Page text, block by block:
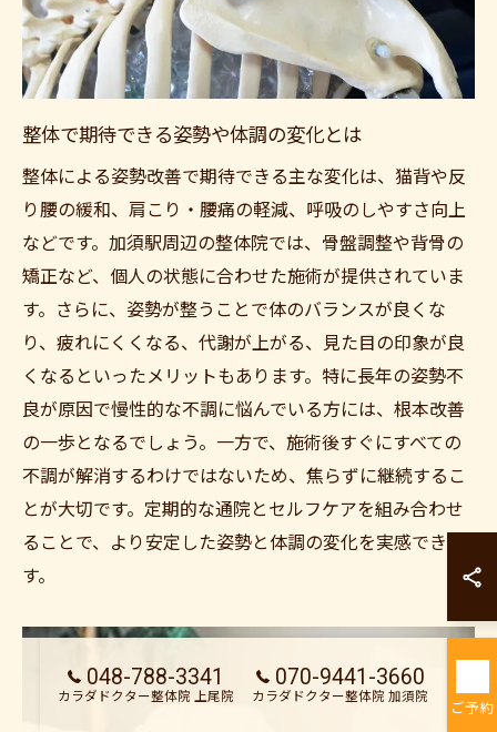
整体で期待できる姿勢や体調の変化とは
整体による姿勢改善で期待できる主な変化は、猫背や反
り腰の緩和、肩こり・腰痛の軽減、呼吸のしやすさ向上
などです。加須駅周辺の整体院では、骨盤調整や背骨の
矯正など、個人の状態に合わせた施術が提供されていま
す。さらに、姿勢が整うことで体のバランスが良くな
り、疲れにくくなる、代謝が上がる、見た目の印象が良
くなるといったメリットもあります。特に長年の姿勢不
良が原因で慢性的な不調に悩んでいる方には、根本改善
の一歩となるでしょう。一方で、施術後すぐにすべての
不調が解消するわけではないため、焦らずに継続するこ
とが大切です。定期的な通院とセルフケアを組み合わせ
ることで、より安定した姿勢と体調の変化を実感できま
す。
048-788-3341
カラダドクター整体院 上尾院
070-9441-3660
カラダドクター整体院 加須院
ご予約
カラダドクター整
カラダドクター